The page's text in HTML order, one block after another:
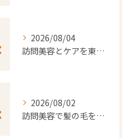
2026/08/04
訪問美容とケアを東京都で安心して利用するための実践ガイド
2026/08/02
訪問美容で髪の毛を整える事前準備と安心料金ポイントを徹底解説